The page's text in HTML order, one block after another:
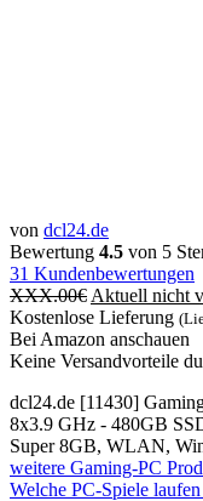
von dcl24.de
Bewertung 4.5 von 5
31 Kundenbewertungen
XXX.00€ Aktuell nicht
Kostenlose Lieferung
Bei Amazon anschauen
Keine Versandvorteile
dcl24.de [11430]
8x3.9 GHz - 480GB
Super 8GB, WLAN,
weitere Gaming-PC
Welche PC-Spiele